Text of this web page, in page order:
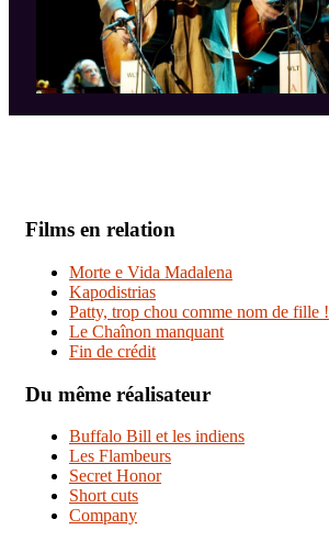
Films en relation
Morte e Vida Madalena
Kapodistrias
Patty, trop chou comme nom de fille !
Le Chaînon manquant
Fin de crédit
Du même réalisateur
Buffalo Bill et les indiens
Les Flambeurs
Secret Honor
Short cuts
Company